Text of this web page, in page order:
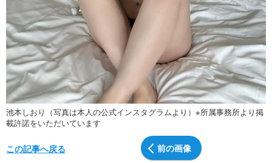
池本しおり（写真は本人の公式インスタグラムより）※所属事務所より掲
載許諾をいただいています
前の画像
この記事へ戻る